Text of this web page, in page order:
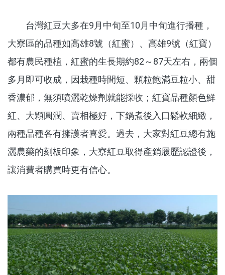
台灣紅豆大多在9月中旬至10月中旬進行播種，
大寮區的品種如高雄8號（紅蜜）、高雄9號（紅寶）
都有農民種植，紅蜜的生長期約82～87天左右，兩個
多月即可收成，因栽種時間短、顆粒飽滿豆粒小、甜
香濃郁，無須噴灑乾燥劑就能採收；紅寶品種顏色鮮
紅、大顆圓潤、賣相極好，下鍋煮後入口鬆軟細緻，
兩種品種各有擁護者喜愛。過去，大家對紅豆總有施
灑農藥的刻板印象，大寮紅豆取得產銷履歷認證後，
讓消費者購買時更有信心。